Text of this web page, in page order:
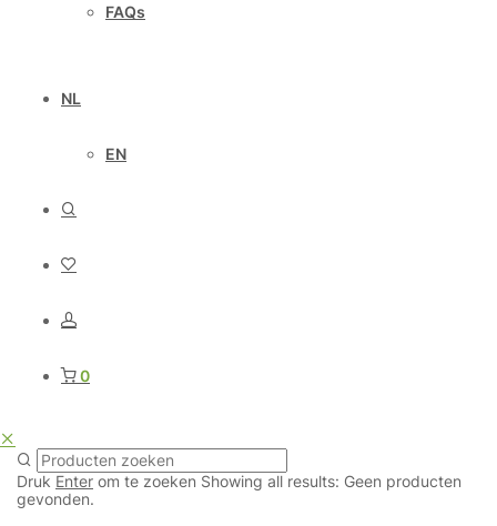
FAQs
NL
EN
0
Druk Enter om te zoeken Showing all results: Geen producten
gevonden.